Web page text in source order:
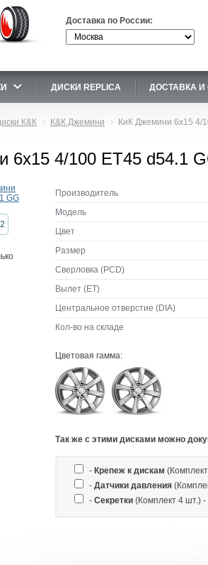
Доставка по России:
ДИСКИ REPLICA ДОСТАВКА И
К&К К&К Джемини КиК Джемини 6x15 4/
6x15 4/100 ET45 d54.1
Производитель
Модель
Цвет
Размер
Сверловка (PCD)
Вылет (ET)
Центральное отверстие (DIA)
Кол-во на складе
Цветовая гамма:
Так же c этими дисками можно
- Крепеж к дискам
- Датчики давления
- Секретки (Комплект 4 шт.) -